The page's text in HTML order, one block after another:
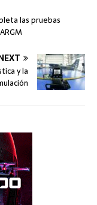
las pruebas
y la